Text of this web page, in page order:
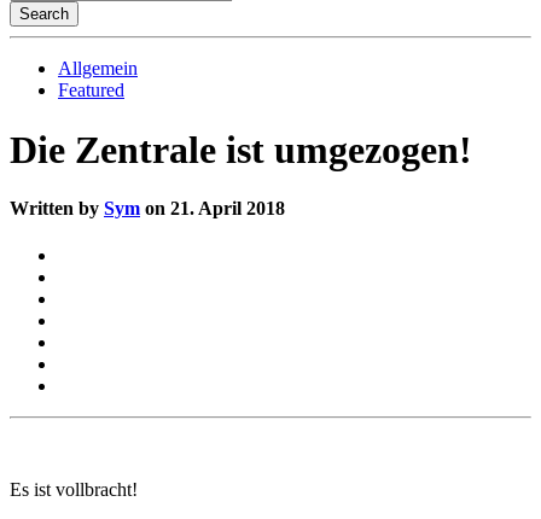
Allgemein
Featured
Die Zentrale ist umgezogen!
Written by Sym on 21. April 2018
Es ist vollbracht!